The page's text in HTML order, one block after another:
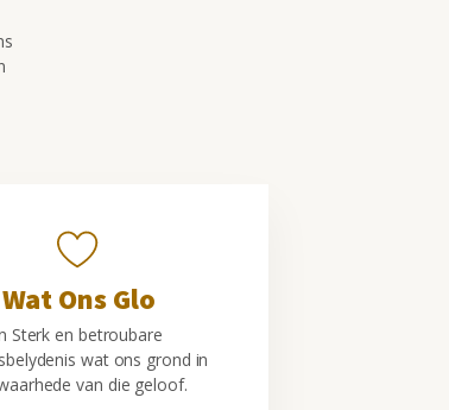
Wat Ons Glo
Sterk en betroubare
wat ons grond in
van die geloof.